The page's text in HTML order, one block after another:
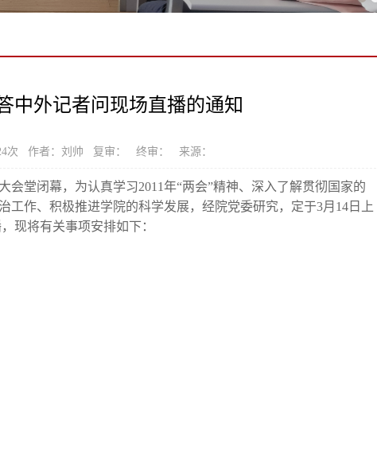
中外记者问现场直播的通知
次 作者：刘帅 复审： 终审： 来源：
堂闭幕，为认真学习2011年“两会”精神、深入了解贯彻国家的
作、积极推进学院的科学发展，经院党委研究，定于3月14日上
现将有关事项安排如下：